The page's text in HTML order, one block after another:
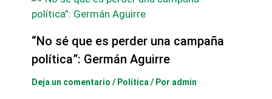
“No sé que es perder una campaña
política”: Germán Aguirre
Deja un comentario / Política / Por admin